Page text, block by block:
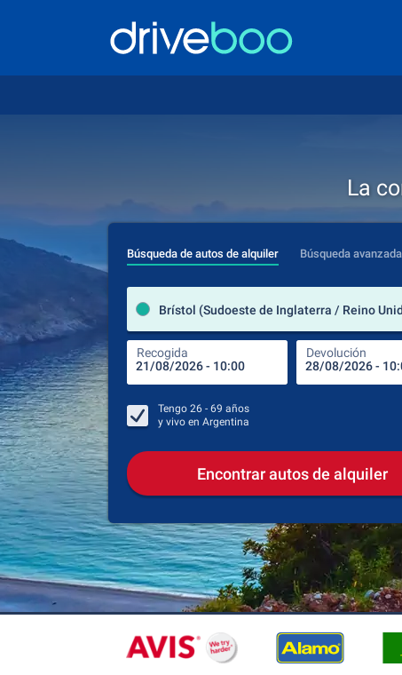
La
Búsqueda de autos de alquiler Búsqueda avanzada
Brístol (Sudoeste de Inglaterra / Reino
Recogida Devolución
Tengo 26 - 69 años
y vivo en Argentina
Encontrar autos de alquiler